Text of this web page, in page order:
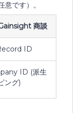
です）。
商談
ID
ID (派生
ング)